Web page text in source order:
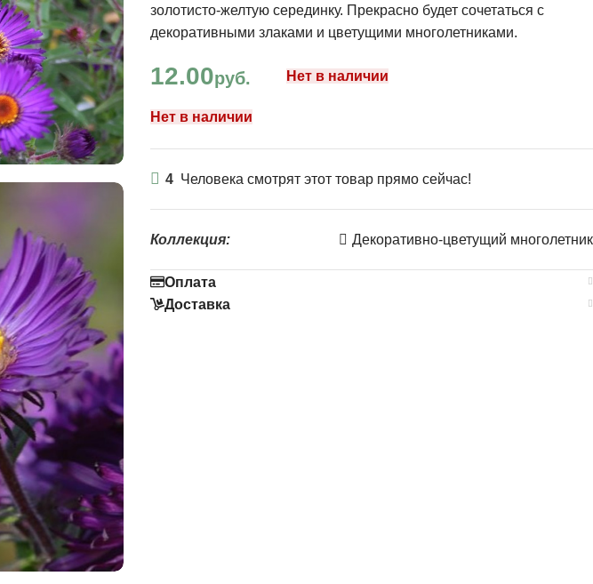
золотисто-желтую серединку. Прекрасно будет сочетаться с
декоративными злаками и цветущими многолетниками.
12.00руб. Нет в наличии
Нет в наличии
4 Человека смотрят этот товар прямо сейчас!
Коллекция: Декоративно-цветущий многолетник
Оплата
Доставка